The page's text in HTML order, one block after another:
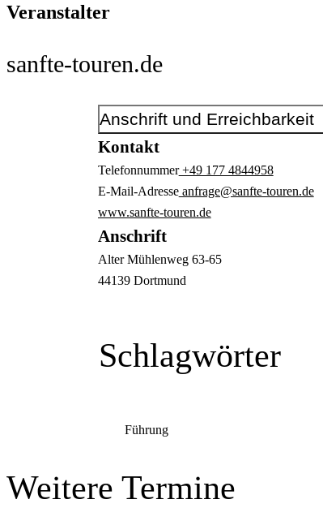
Veranstalter
sanfte-touren.de
Anschrift und Erreichbarkeit
Kontakt
Telefonnummer+49 177 4844958
E-Mail-Adresseanfrage@sanfte-touren.de
www.sanfte-touren.de
Anschrift
Alter Mühlenweg 63-65
44139 Dortmund
Schlagwörter
Führung
Weitere Termine